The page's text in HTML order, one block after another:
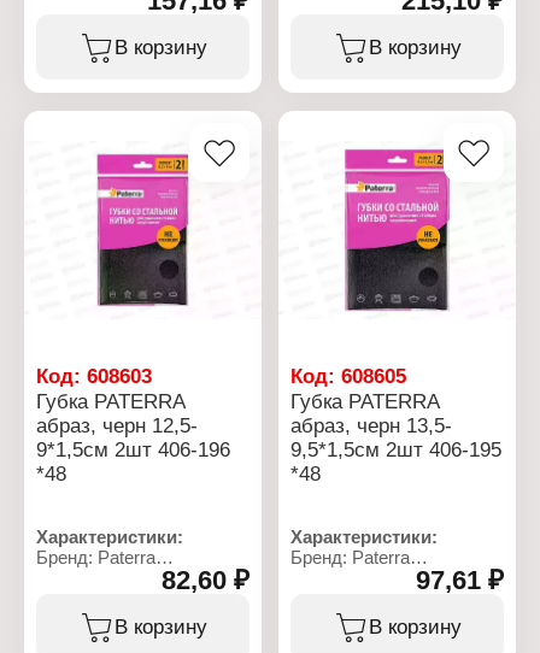
В корзину В корзину
Код: 608603
Губка PATERRA
абраз, черн 12,5-
9*1,5см 2шт 406-196
*48
Характеристики:
Бренд: Paterra
Артикул: 406-196
Назначение: для уборки
Применение: для
82,60 ₽
В корзину
Код:608605
Губка PATERRA
абраз, черн 13,5-
9,5*1,5см 2шт 406-195
*48
Характеристики:
Бренд: Paterra
Артикул: 406-195
Назначение: для уборки
Применение: для
97,61 ₽
В корзину